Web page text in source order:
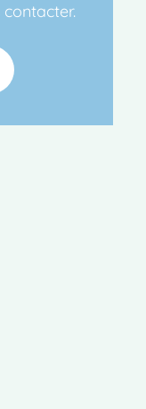
contacter.